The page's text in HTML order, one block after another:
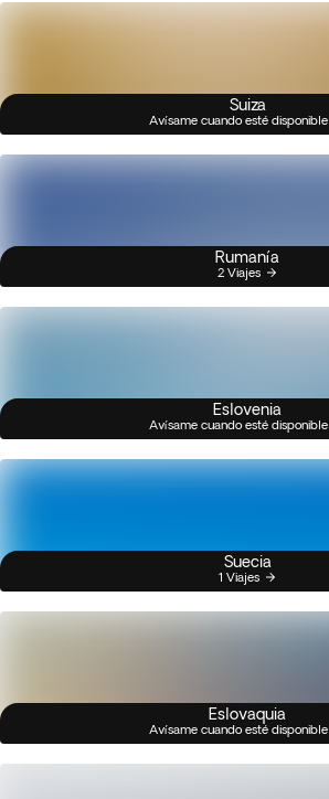
Suiza
Avísame cuando esté disponible
Rumanía
2 Viajes
Eslovenia
Avísame cuando esté disponible
Suecia
1 Viajes
Eslovaquia
Avísame cuando esté disponible